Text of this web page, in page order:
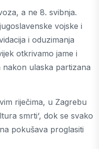
a ne 8. svibnja.
vojske i
i oduzimanja
otkrivamo jame i
ulaska partizana
riječima, u Zagrebu
smrti‘, dok se svako
pokušava proglasiti